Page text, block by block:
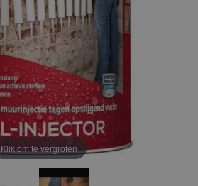
Klik om te vergroten